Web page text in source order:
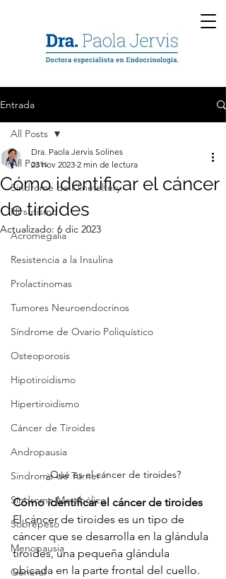
Entrada
All Posts
Síndrome de Klinefeltery
Hirsutismo
Acromegalia
Resistencia a la Insulina
Prolactinomas
Tumores Neuroendocrinos
Síndrome de Ovario Poliquístico
Osteoporosis
Hipotiroidismo
Hipertiroidismo
Cáncer de Tiroides
Andropausia
Sindrome de Turner
Síndrome Metabólico
Sobrepeso
Menopausia
General
All Posts
Cómo identificar el cáncer
de tiroides
Dra. Paola Jervis Solines
23 nov 2023 2 min de lectura
Actualizado: 6 dic 2023
¿Qué es el cáncer de tiroides?
Cómo identificar el cáncer de tiroides
El cáncer de tiroides es un tipo de
cáncer que se desarrolla en la glándula
tiroides, una pequeña glándula
ubicada en la parte frontal del cuello.